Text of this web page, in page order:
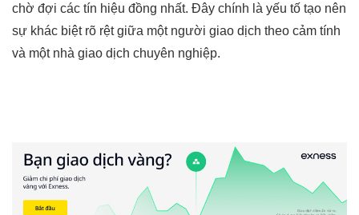
chờ đợi các tín hiệu đồng nhất. Đây chính là yếu tố tạo nên
sự khác biệt rõ rệt giữa một người giao dịch theo cảm tính
và một nhà giao dịch chuyên nghiệp.